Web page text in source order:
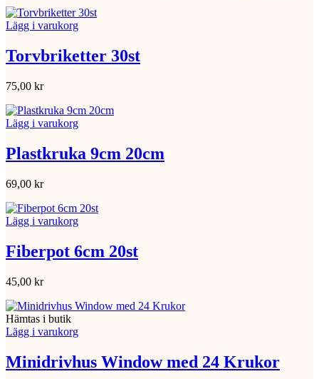
Lägg i varukorg
Torvbriketter 30st
75,00 kr
Lägg i varukorg
Plastkruka 9cm 20cm
69,00 kr
Lägg i varukorg
Fiberpot 6cm 20st
45,00 kr
Hämtas i butik
Lägg i varukorg
Minidrivhus Window med 24 Krukor